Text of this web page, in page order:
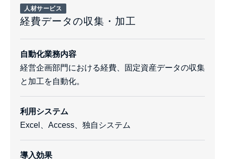
人材サービス
経費データの収集・加工
自動化業務内容
経営企画部門における経費、固定資産データの収集
と加工を自動化。
利用システム
Excel、Access、独自システム
導入効果